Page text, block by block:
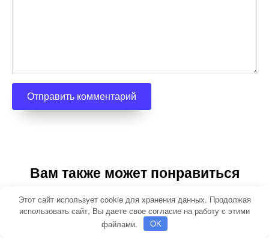
Вам также может понравиться
Этот сайт использует cookie для хранения данных. Продолжая
использовать сайт, Вы даете свое согласие на работу с этими
файлами.
OK